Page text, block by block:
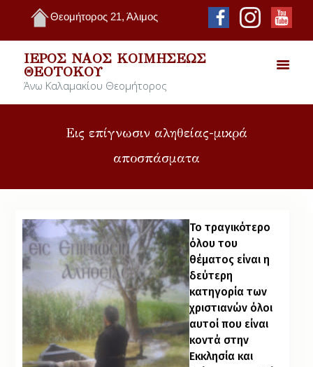
Θεομήτορος 21, Άλιμος
ΙΕΡΌΣ ΝΑΌΣ ΚΟΙΜΉΣΕΩΣ
ΘΕΟΤΌΚΟΥ
Άνω Καλαμακίου Θεομήτορος
Εις επίγνωσιν αληθείας-μικρά
αποσπάσματα
Το τραγικότερο
όλου του
θέματος είναι η
δεύτερη
κατηγορία των
χριστιανών όλοι
αυτοί που είναι
κοντά στην
Εκκλησία και